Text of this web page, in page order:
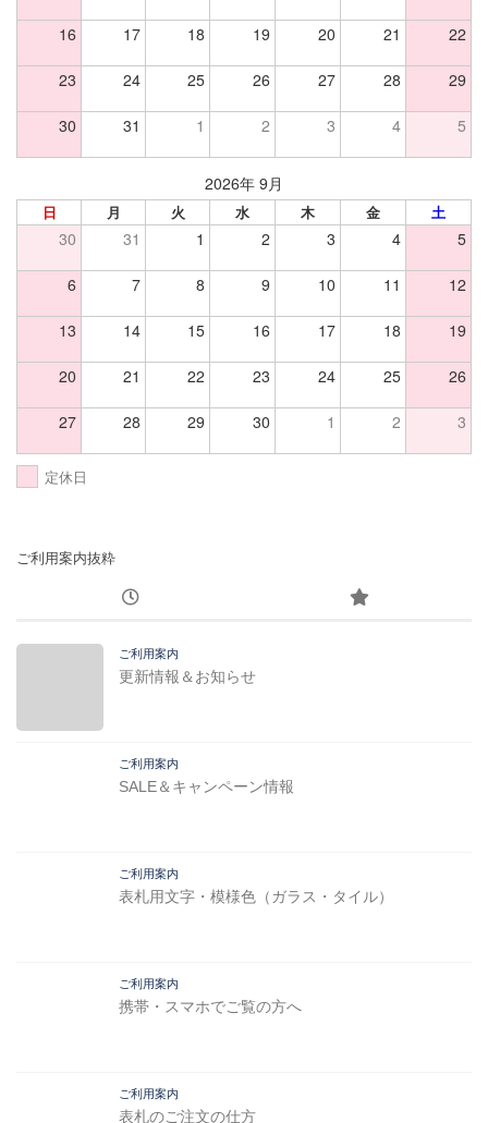
16 17 18 19 20 21 22
23 24 25 26 27 28 29
30 31 1 2 3 4 5
2026年 9月
日 月 火 水 木 金 土
30 31 1 2 3 4 5
6 7 8 9 10 11 12
13 14 15 16 17 18 19
20 21 22 23 24 25 26
27 28 29 30 1 2 3
定休日
ご利用案内抜粋
ご利用案内
更新情報＆お知らせ
ご利用案内
SALE＆キャンペーン情報
ご利用案内
表札用文字・模様色（ガラス・タイル）
ご利用案内
携帯・スマホでご覧の方へ
ご利用案内
表札のご注文の仕方